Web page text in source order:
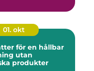
01. okt
för en hållbar
utan
produkter